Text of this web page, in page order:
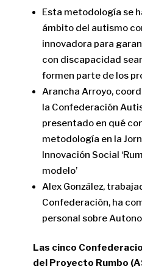
o
o
k
Esta metodología se
ámbito del autismo
innovadora para
con discapacidad
formen parte de los
Arancha Arroyo,
la Confederación
presentado en qué
metodología en la
Innovación Social
modelo’
Alex González,
Confederación, ha
personal sobre
Las cinco
del Proyecto Rumbo